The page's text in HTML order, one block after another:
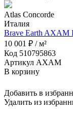
Atlas Concorde
Италия
Brave Earth AXAM
10 001 ₽ / м²
Код 510795863
Артикул AXAM
В корзину
Добавить в
Удалить из